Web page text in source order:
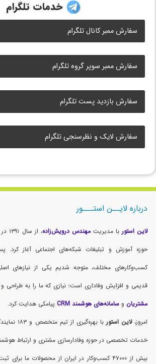
خدمات تلگرام
سفارش ممبر کانال تلگرام
سفارش ممبر سوپر گروه تلگرام
سفارش بازدید پست تلگرام
سفارش لایک و نظرسنجی تلگرام